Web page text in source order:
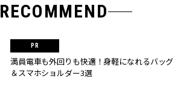
RECOMMEND
満員電車も外回りも快適！身軽になれるバッグ
＆スマホショルダー3選